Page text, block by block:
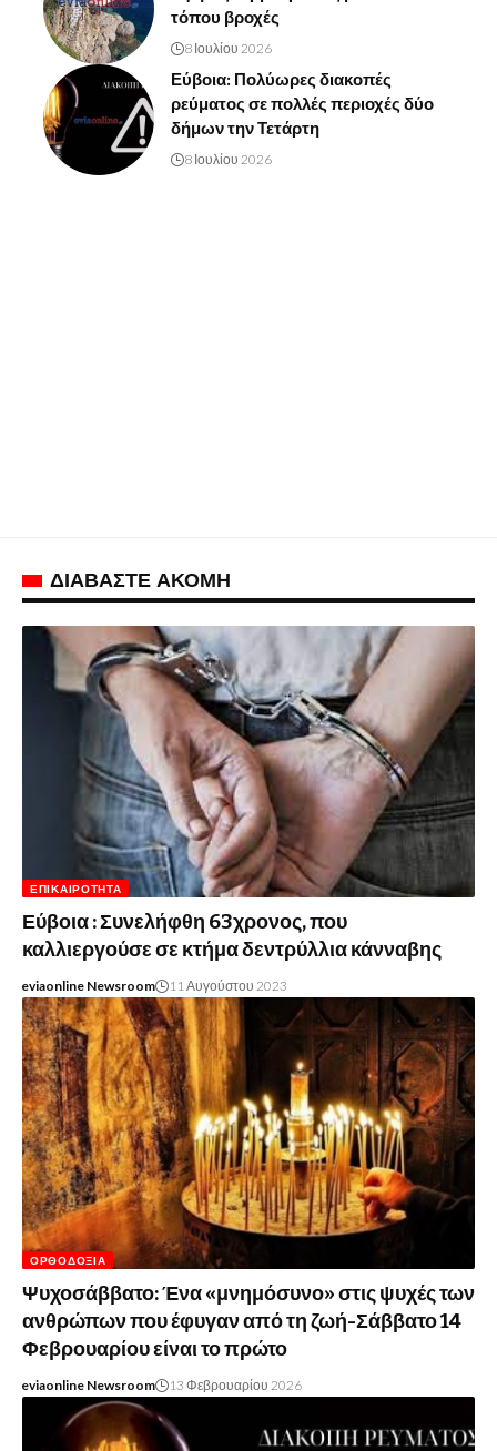
τόπου βροχές
8 Ιουλίου 2026
Εύβοια: Πολύωρες διακοπές
ρεύματος σε πολλές περιοχές δύο
δήμων την Τετάρτη
8 Ιουλίου 2026
ΔΙΑΒΑΣΤΕ ΑΚΟΜΗ
ΕΠΙΚΑΙΡΌΤΗΤΑ
Εύβοια : Συνελήφθη 63χρονος, που
καλλιεργούσε σε κτήμα δεντρύλλια κάνναβης
eviaonline Newsroom 11 Αυγούστου 2023
ΟΡΘΟΔΟΞΊΑ
Ψυχοσάββατο: Ένα «μνημόσυνο» στις ψυχές των
ανθρώπων που έφυγαν από τη ζωή-Σάββατο 14
Φεβρουαρίου είναι το πρώτο
eviaonline Newsroom 13 Φεβρουαρίου 2026